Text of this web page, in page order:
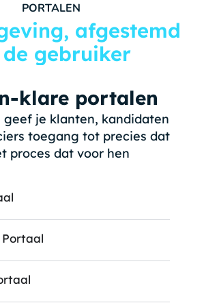
PORTALEN
afgestemd
gebruiker
klare portalen
geef je klanten, kandidaten
toegang tot precies dat
proces dat voor hen